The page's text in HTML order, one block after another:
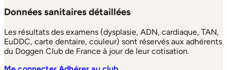
Données sanitaires détaillées
Les résultats des examens (dysplasie, ADN, cardiaque, TAN,
EuDDC, carte dentaire, couleur) sont réservés aux adhérents
du Doggen Club de France à jour de leur cotisation.